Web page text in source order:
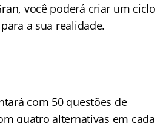
você poderá criar um ciclo
a sua realidade.
com 50 questões de
quatro alternativas em cada